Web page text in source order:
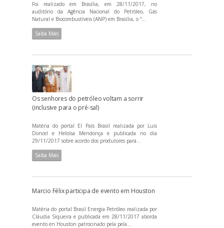
Foi realizado em Brasília, em 28/11/2017, no
auditório da Agência Nacional do Petróleo, Gás
Natural e Biocombustíveis (ANP) em Brasília, o “...
Saiba Mais
Os senhores do petróleo voltam a sorrir
(inclusive para o pré-sal)
Matéria do portal El País Brasil realizada por Luis
Doncel e Heloísa Mendonça e publicada no dia
29/11/2017 sobre acordo dos produtores para...
Saiba Mais
Marcio Félix participa de evento em Houston
Matéria do portal Brasil Energia Petróleo realizada por
Cláudia Siqueira e publicada em 28/11/2017 aborda
evento en Houston patrocinado pela pela...